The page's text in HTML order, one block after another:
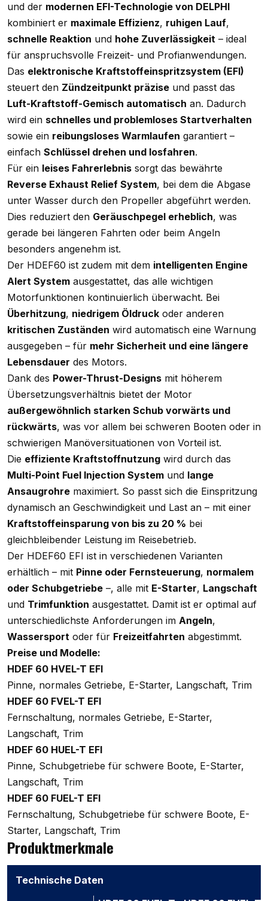
und der modernen EFI-Technologie von DELPHI
kombiniert er maximale Effizienz, ruhigen Lauf,
schnelle Reaktion und hohe Zuverlässigkeit – ideal
für anspruchsvolle Freizeit- und Profianwendungen.
Das elektronische Kraftstoffeinspritzsystem (EFI)
steuert den Zündzeitpunkt präzise und passt das
Luft-Kraftstoff-Gemisch automatisch an. Dadurch
wird ein schnelles und problemloses Startverhalten
sowie ein reibungsloses Warmlaufen garantiert –
einfach Schlüssel drehen und losfahren.
Für ein leises Fahrerlebnis sorgt das bewährte
Reverse Exhaust Relief System, bei dem die Abgase
unter Wasser durch den Propeller abgeführt werden.
Dies reduziert den Geräuschpegel erheblich, was
gerade bei längeren Fahrten oder beim Angeln
besonders angenehm ist.
Der HDEF60 ist zudem mit dem intelligenten Engine
Alert System ausgestattet, das alle wichtigen
Motorfunktionen kontinuierlich überwacht. Bei
Überhitzung, niedrigem Öldruck oder anderen
kritischen Zuständen wird automatisch eine Warnung
ausgegeben – für mehr Sicherheit und eine längere
Lebensdauer des Motors.
Dank des Power-Thrust-Designs mit höherem
Übersetzungsverhältnis bietet der Motor
außergewöhnlich starken Schub vorwärts und
rückwärts, was vor allem bei schweren Booten oder in
schwierigen Manöversituationen von Vorteil ist.
Die effiziente Kraftstoffnutzung wird durch das
Multi-Point Fuel Injection System und lange
Ansaugrohre maximiert. So passt sich die Einspritzung
dynamisch an Geschwindigkeit und Last an – mit einer
Kraftstoffeinsparung von bis zu 20 % bei
gleichbleibender Leistung im Reisebetrieb.
Der HDEF60 EFI ist in verschiedenen Varianten
erhältlich – mit Pinne oder Fernsteuerung, normalem
oder Schubgetriebe –, alle mit E-Starter, Langschaft
und Trimfunktion ausgestattet. Damit ist er optimal auf
unterschiedlichste Anforderungen im Angeln,
Wassersport oder für Freizeitfahrten abgestimmt.
Preise und Modelle:
HDEF 60 HVEL-T EFI
Pinne, normales Getriebe, E-Starter, Langschaft, Trim
HDEF 60 FVEL-T EFI
Fernschaltung, normales Getriebe, E-Starter,
Langschaft, Trim
HDEF 60 HUEL-T EFI
Pinne, Schubgetriebe für schwere Boote, E-Starter,
Langschaft, Trim
HDEF 60 FUEL-T EFI
Fernschaltung, Schubgetriebe für schwere Boote, E-
Starter, Langschaft, Trim
Produktmerkmale
Technische Daten